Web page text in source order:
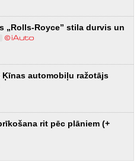
„Rolls-Royce” stila durvis un
automobiļu ražotājs
rit pēc plāniem (+